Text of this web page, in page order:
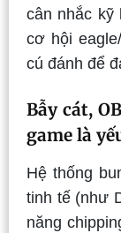
cân nhắc kỹ
cơ hội
cú đánh để
Bẫy cát,
game là
Hệ thống
tinh tế (như
năng